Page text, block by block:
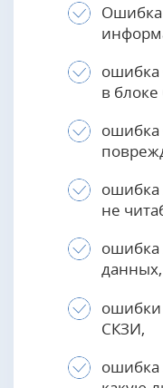
Ошибка
ошибка
в
ошибка
ошибка
не
ошибка
данных,
ошибки
СКЗИ,
ошибка